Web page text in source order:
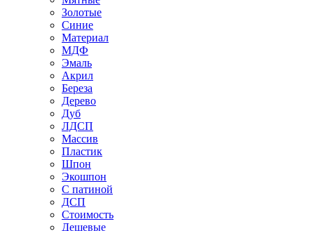
Золотые
Синие
Материал
МДФ
Эмаль
Акрил
Береза
Дерево
Дуб
ЛДСП
Массив
Пластик
Шпон
Экошпон
С патиной
ДСП
Стоимость
Дешевые